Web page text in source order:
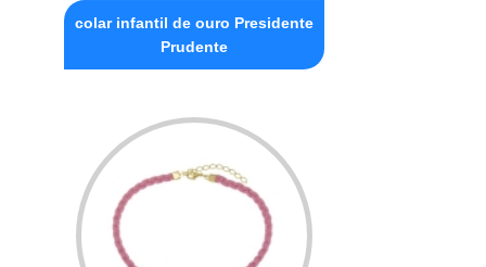
colar infantil de ouro Presidente
Prudente